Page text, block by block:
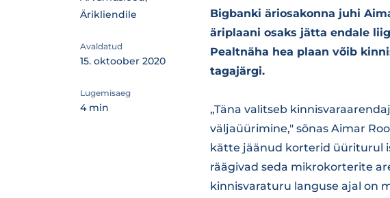
Ärikliendile
Avaldatud
15. oktoober 2020
Lugemisaeg
4 min
Bigbanki äriosakonna juhi
äriplaani osaks jätta endale
Pealtnäha hea plaan võib
tagajärgi.
„Täna valitseb
väljaüürimine," sõnas Aimar
kätte jäänud korterid üüriturul
räägivad seda mikrokorterite
kinnisvaraturu languse ajal on